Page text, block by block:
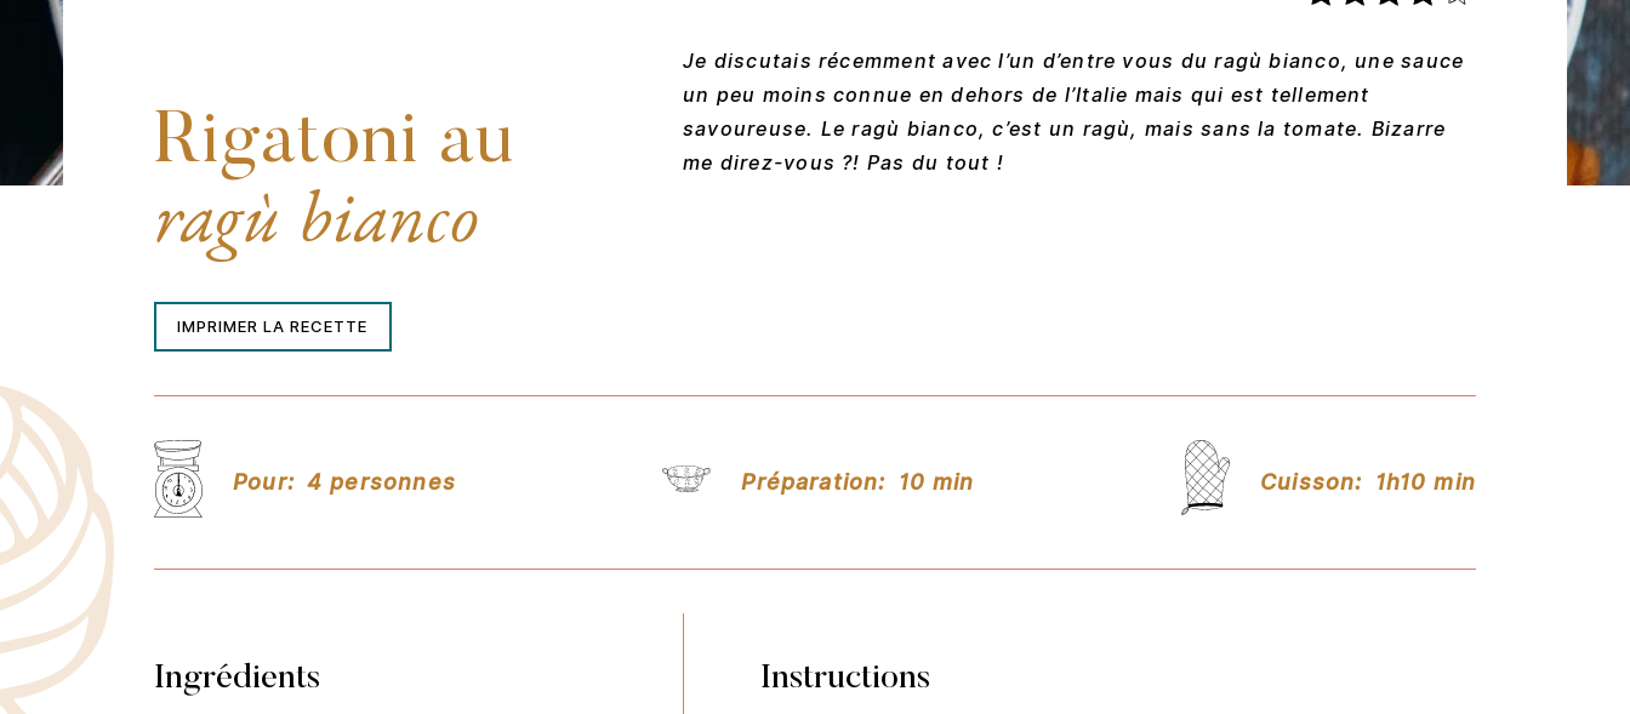
Rigatoni au
ragù bianco
IMPRIMER LA RECETTE
Je discutais récemment avec l’un d’entre vous du ragù bianco, une sauce
un peu moins connue en dehors de l’Italie mais qui est tellement
savoureuse. Le ragù bianco, c’est un ragù, mais sans la tomate. Bizarre
me direz-vous ?! Pas du tout !
Pour: 4 personnes Préparation: 10 min Cuisson: 1h10 min
Ingrédients Instructions